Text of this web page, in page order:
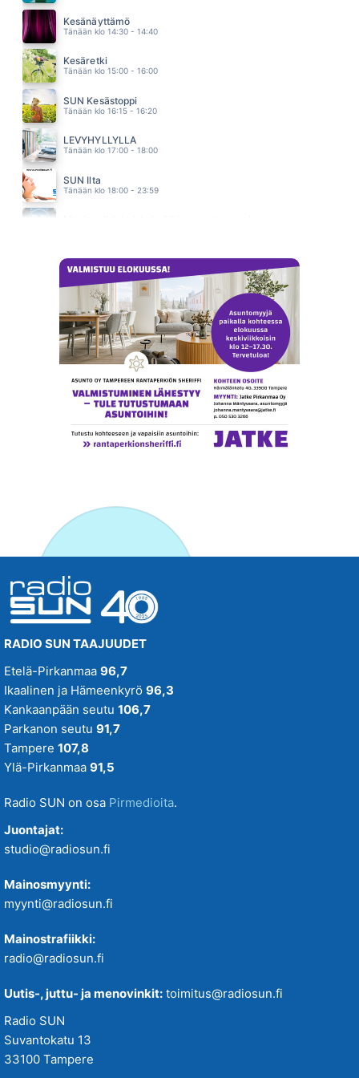
DISCO
02.47
Kesänäyttämö
Tänään klo 14:30 - 14:40
Kesäretki
Tänään klo 15:00 - 16:00
SUN Kesästoppi
Tänään klo 16:15 - 16:20
LEVYHYLLYLLÄ
Tänään klo 17:00 - 18:00
SUN Ilta
Tänään klo 18:00 - 23:59
RADIO SUN TAAJUUDET
Etelä-Pirkanmaa 96,7
Ikaalinen ja Hämeenkyrö 96,3
Kankaanpään seutu 106,7
Parkanon seutu 91,7
Tampere 107,8
Ylä-Pirkanmaa 91,5
Radio SUN on osa Pirmedioita.
Juontajat:
studio@radiosun.fi
Mainosmyynti:
myynti@radiosun.fi
Mainostrafiikki:
radio@radiosun.fi
Uutis-, juttu- ja menovinkit: toimitus@radiosun.fi
Radio SUN
Suvantokatu 13
33100 Tampere